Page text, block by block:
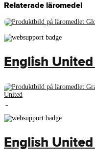
Relaterade läromedel
English
English